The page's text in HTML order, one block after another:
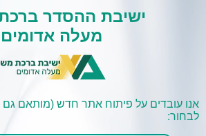
ישיבת ההסדר
מעלה אדומים
אנו עובדים על פיתוח אתר חדש (מותאם גם
לבחור: